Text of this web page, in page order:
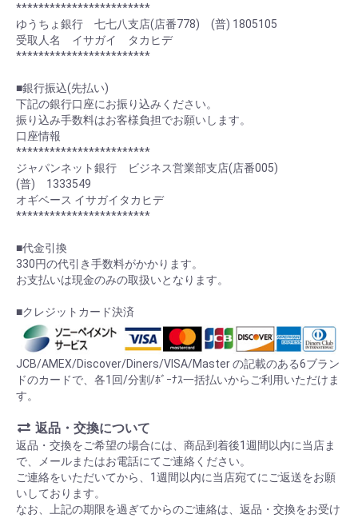
************************
ゆうちょ銀行 七七八支店(店番778) (普) 1805105
受取人名 イサガイ タカヒデ
************************
■銀行振込(先払い)
下記の銀行口座にお振り込みください。
振り込み手数料はお客様負担でお願いします。
口座情報
************************
ジャパンネット銀行 ビジネス営業部支店(店番005)
(普) 1333549
オギベース イサガイタカヒデ
************************
■代金引換
330円の代引き手数料がかかります。
お支払いは現金のみの取扱いとなります。
■クレジットカード決済
JCB/AMEX/Discover/Diners/VISA/Master の記載のある6ブラン
ドのカードで、各1回/分割/ﾎﾞｰﾅｽ一括払いからご利用いただけま
す。
返品・交換について
返品・交換をご希望の場合には、商品到着後1週間以内に当店ま
で、メールまたはお電話にてご連絡ください。
ご連絡をいただいてから、1週間以内に当店宛てにご返送をお願
いしております。
なお、上記の期限を過ぎてからのご連絡は、返品・交換をお受け